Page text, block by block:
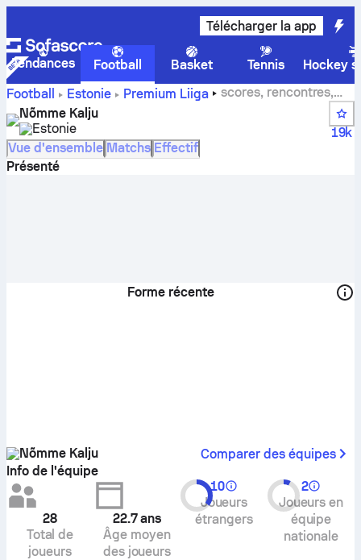
Télécharger la app
Tendances Football Basket Tennis
Hockey
Football
Estonie Premium Liiga
scores, rencontres,
classements et statistiques des joueurs de Nomme Kalju
Nõmme Kalju
Estonie
19k
Vue d'ensemble Matchs Effectif
Présenté
Forme récente
Nõmme Kalju
Comparer des équipes
Info de l'équipe
28
Total de
joueurs
22.7ans
Âge moyen
des joueurs
10
Joueurs
étrangers
2
Joueurs en
équipe
nationale